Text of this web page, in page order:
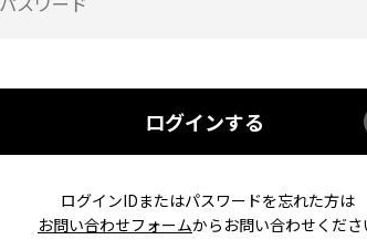
ログインする
ログインIDまたはパスワードを忘れた方は
お問い合わせフォームからお問い合わせくださ